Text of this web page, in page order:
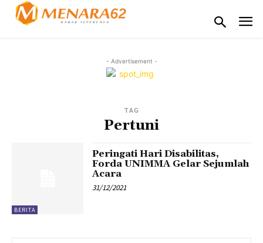
- Advertisement -
TAG
Pertuni
BERITA
Peringati Hari Disabilitas,
Forda UNIMMA Gelar Sejumlah
Acara
31/12/2021